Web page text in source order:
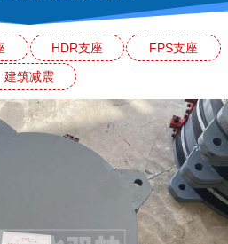
HDR支座
FPS支座
建筑减震